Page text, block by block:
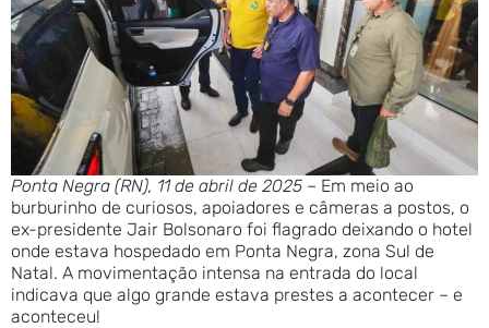
Ponta Negra (RN), 11 de abril de 2025 – Em meio ao
burburinho de curiosos, apoiadores e câmeras a postos, o
ex-presidente Jair Bolsonaro foi flagrado deixando o hotel
onde estava hospedado em Ponta Negra, zona Sul de
Natal. A movimentação intensa na entrada do local
indicava que algo grande estava prestes a acontecer – e
aconteceu!